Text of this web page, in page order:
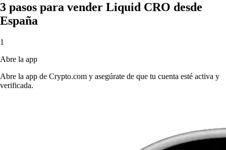
3 pasos para vender Liquid CRO desde
España
1
Abre la app
Abre la app de Crypto.com y asegúrate de que tu cuenta esté activa y
verificada.